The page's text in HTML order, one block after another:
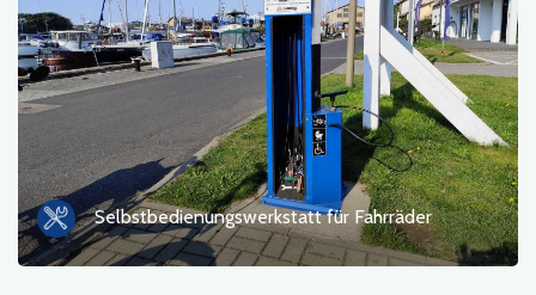
Selbstbedienungswerkstatt für Fahrräder
Sonstiges
sortieren nach